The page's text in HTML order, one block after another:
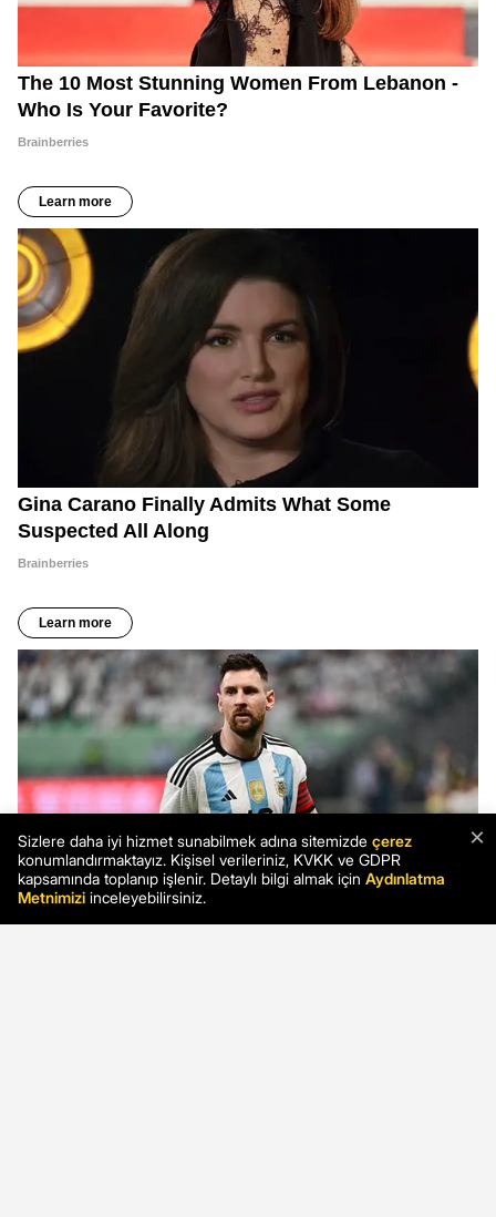
×
Sizlere daha iyi hizmet sunabilmek adına sitemizde çerez
konumlandırmaktayız. Kişisel verileriniz, KVKK ve GDPR
kapsamında toplanıp işlenir. Detaylı bilgi almak için Aydınlatma
Metnimizi inceleyebilirsiniz.